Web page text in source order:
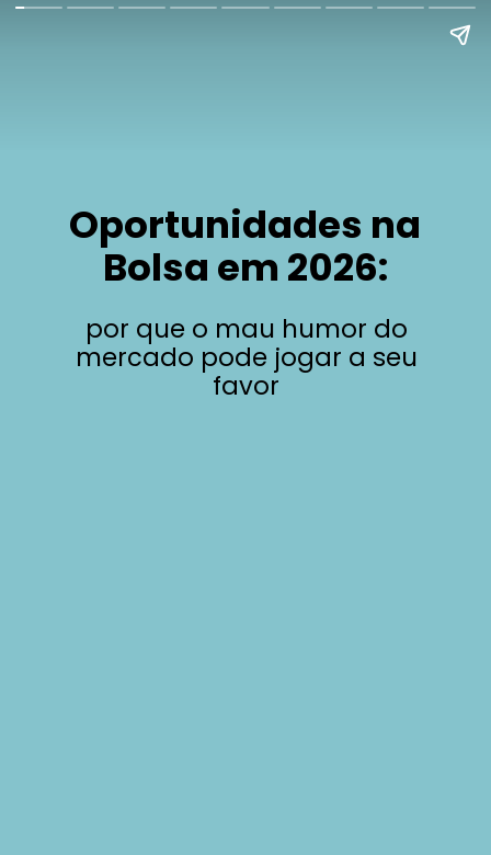
Oportunidades na
Bolsa em 2026:
por que o mau humor do
mercado pode jogar a seu
favor